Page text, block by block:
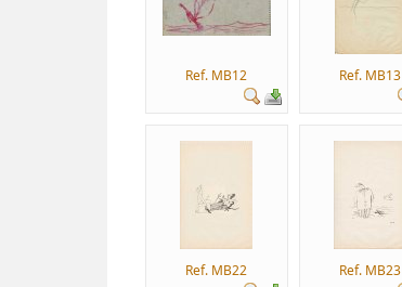
Ref. MB12 Ref. MB13
Ref. MB22 Ref. MB23